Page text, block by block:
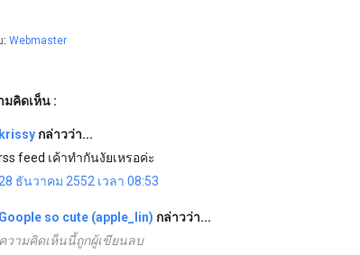
: Webmaster
มคิดเห็น :
krissy กล่าวว่า...
feed เค้าทำกันงัยเหรอค่ะ
28 ธันวาคม 2552 เวลา 08:53
Goople so cute (apple_lin) กล่าวว่า...
ความคิดเห็นนี้ถูกผู้เขียนลบ